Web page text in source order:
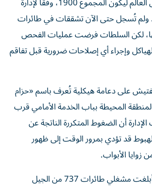
ولم تُسجل حتى الآن تشققات في طائرات
لكن السلطات فرضت عمليات الفحص
وإجراء أي إصلاحات ضرورية قبل تفاقم
على دعامة هيكلية تُعرف باسم «حزام
المحيطة بباب الخدمة الأمامي قرب
أن الضغوط المتكررة الناتجة عن
قد تؤدي بمرور الوقت إلى ظهور
الأبواب.
وقالت بوينغ إنها أبلغت مشغلي طائرات 737 من الجيل